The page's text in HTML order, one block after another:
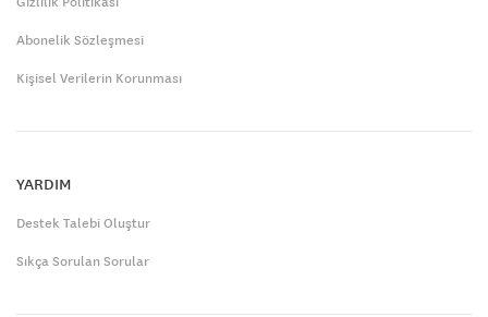
Abonelik Sözleşmesi
Kişisel Verilerin Korunması
YARDIM
Destek Talebi Oluştur
Sıkça Sorulan Sorular